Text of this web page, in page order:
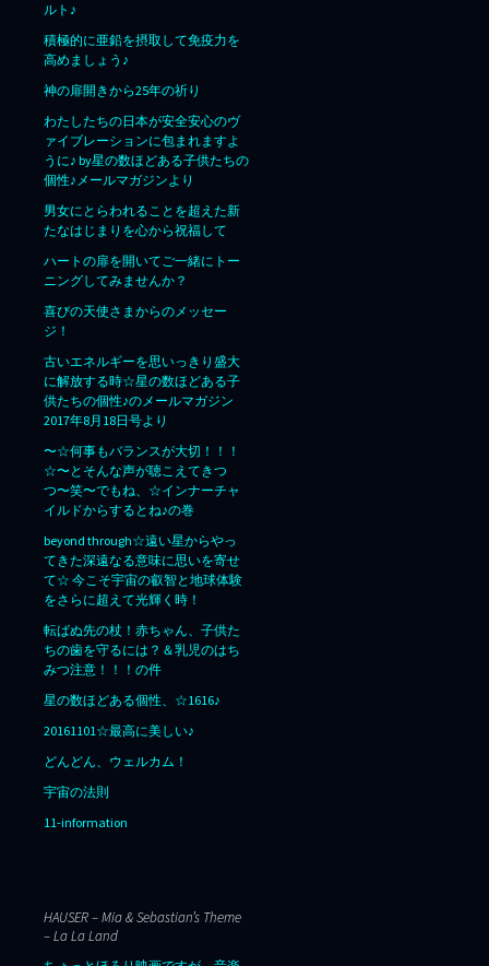
ルト♪
積極的に亜鉛を摂取して免疫力を
高めましょう♪
神の扉開きから25年の祈り
わたしたちの日本が安全安心のヴ
ァイブレーションに包まれますよ
うに♪ by星の数ほどある子供たちの
個性♪メールマガジンより
男女にとらわれることを超えた新
たなはじまりを心から祝福して
ハートの扉を開いてご一緒にトー
ニングしてみませんか？
喜びの天使さまからのメッセー
ジ！
古いエネルギーを思いっきり盛大
に解放する時☆星の数ほどある子
供たちの個性♪のメールマガジン
2017年8月18日号より
〜☆何事もバランスが大切！！！
☆〜とそんな声が聴こえてきつ
つ〜笑〜でもね、☆インナーチャ
イルドからするとね♪の巻
beyond through☆遠い星からやっ
てきた深遠なる意味に思いを寄せ
て☆ 今こそ宇宙の叡智と地球体験
をさらに超えて光輝く時！
転ばぬ先の杖！赤ちゃん、子供た
ちの歯を守るには？＆乳児のはち
みつ注意！！！の件
星の数ほどある個性、☆1616♪
20161101☆最高に美しい♪
どんどん、ウェルカム！
宇宙の法則
11-information
HAUSER – Mia & Sebastian’s Theme
– La La Land